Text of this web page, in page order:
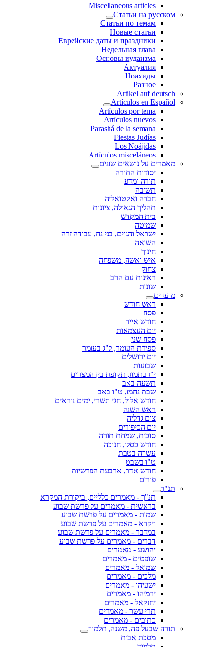
Miscellaneous articles
Статьи на русском
Статьи по темам
Новые статьи
Еврейские даты и праздники
Недельная глава
Основы иудаизма
Актуалия
Ноахиды
Разное
Artikel auf deutsch
Artículos en Español
Artículos por tema
Artículos nuevos
Parashá de la semana
Fiestas Judías
Los Noájidas
Artículos misceláneos
מאמרים על נושאים שונים
יסודות התורה
תורה ומדע
תשובה
חברה ואקטואליה
תהליך הגאולה, ציונות
בית המקדש
שמיטה
ישראל והגוים, בני נח, עבודה זרה
השואה
חינוך
איש ואשה, משפחה
צחוק
ראינות עם הרב
שונות
מועדים
ראש חודש
פסח
חודש אייר
יום העצמאות
פסח שני
ספירת העומר, ל"ג בעומר
יום ירושלים
שבועות
י"ז בתמוז, תקופת בין המצרים
תשעה באב
שבת נחמו, ט"ו באב
חודש אלול, חגי תשרי, ימים נוראים
ראש השנה
צום גדליה
יום הכיפורים
סוכות, שמחת תורה
חודש כסלו, חנוכה
עשרה בטבת
ט"ו בשבט
חודש אדר, ארבעת הפרשיות
פורים
תנ"ך
תנ"ך - מאמרים כלליים, ביקורת המקרא
בראשית - מאמרים על פרשת שבוע
שמות - מאמרים על פרשת שבוע
ויקרא - מאמרים על פרשת שבוע
במדבר - מאמרים על פרשת שבוע
דברים - מאמרים על פרשת שבוע
יהושע - מאמרים
שופטים - מאמרים
שמואל - מאמרים
מלכים - מאמרים
ישעיהו - מאמרים
ירמיהו - מאמרים
יחזקאל - מאמרים
תרי עשר - מאמרים
כתובים - מאמרים
תורה שבעל פה, משנה, תלמוד
מסכת אבות